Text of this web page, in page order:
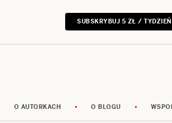
SUBSKRYBUJ 5 ZŁ / TYDZIEŃ
O AUTORKACH O BLOGU